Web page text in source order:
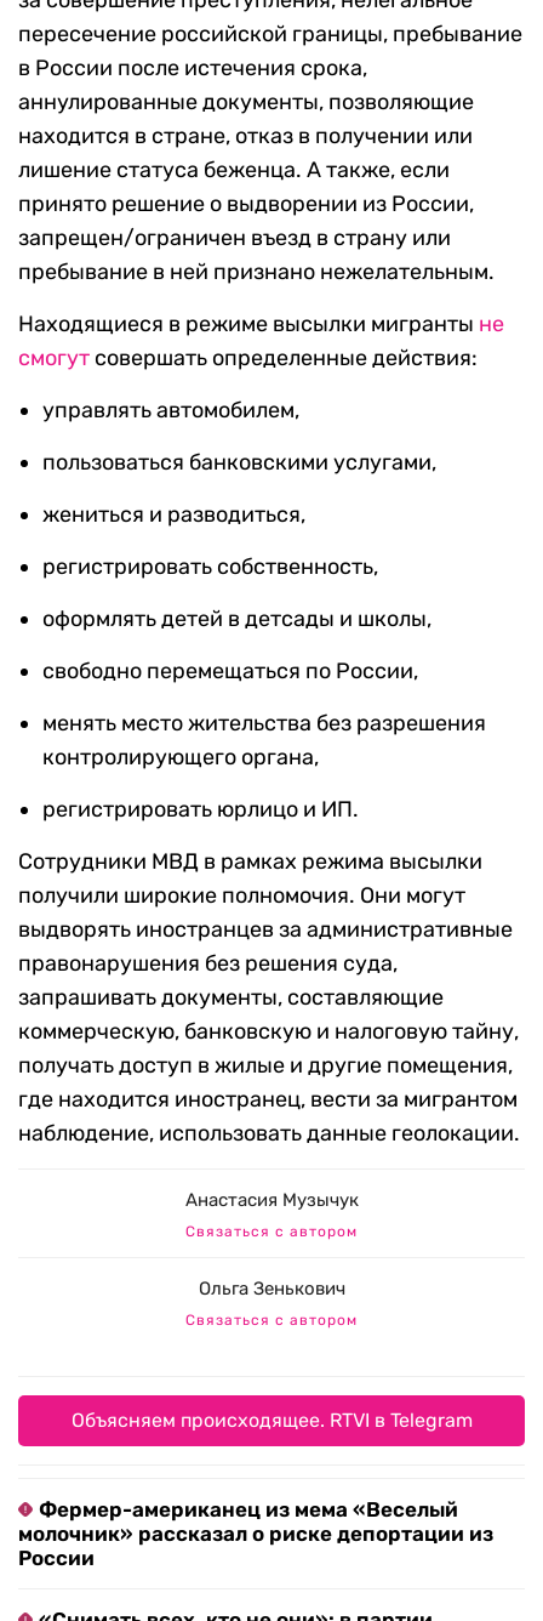
пересечение российской границы, пребывание
в России после истечения срока,
аннулированные документы, позволяющие
находится в стране, отказ в получении или
лишение статуса беженца. А также, если
принято решение о выдворении из России,
запрещен/ограничен въезд в страну или
пребывание в ней признано нежелательным.
Находящиеся в режиме высылки мигранты не
смогут совершать определенные действия:
управлять автомобилем,
пользоваться банковскими услугами,
жениться и разводиться,
регистрировать собственность,
оформлять детей в детсады и школы,
свободно перемещаться по России,
менять место жительства без разрешения
контролирующего органа,
регистрировать юрлицо и ИП.
Сотрудники МВД в рамках режима высылки
получили широкие полномочия. Они могут
выдворять иностранцев за административные
правонарушения без решения суда,
запрашивать документы, составляющие
коммерческую, банковскую и налоговую тайну,
получать доступ в жилые и другие помещения,
где находится иностранец, вести за мигрантом
наблюдение, использовать данные геолокации.
Анастасия Музычук
Связаться с автором
Ольга Зенькович
Связаться с автором
Объясняем происходящее. RTVI в Telegram
Фермер-американец из мема «Веселый
молочник» рассказал о риске депортации из
России